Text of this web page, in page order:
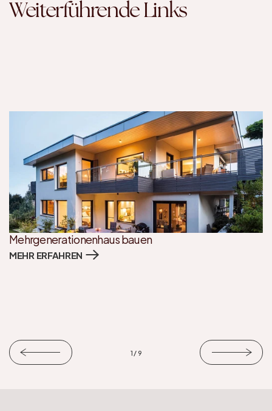
Weiterführende Links
Mehrgenerationenhaus bauen
MEHR ERFAHREN
1 / 9